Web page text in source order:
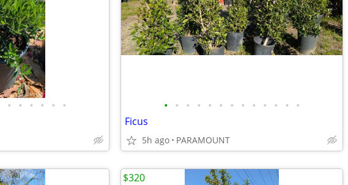
• • • • • • • • • • • • • • • • • • •
Ficus
5h ago PARAMOUNT
$320